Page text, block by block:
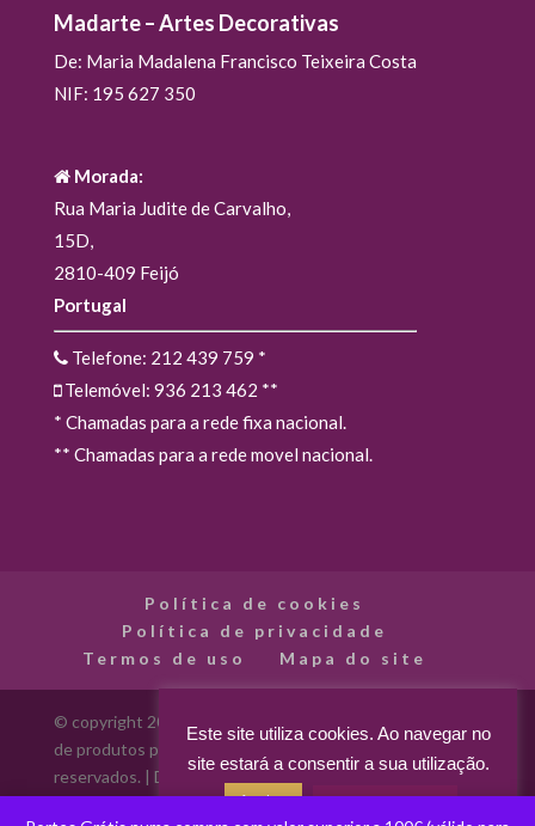
Madarte – Artes Decorativas
De: Maria Madalena Francisco Teixeira Costa
NIF: 195 627 350
Morada:
Rua Maria Judite de Carvalho,
15D,
2810-409 Feijó
Portugal
Telefone: 212 439 759 *
Telemóvel: 936 213 462 **
* Chamadas para a rede fixa nacional.
** Chamadas para a rede movel nacional.
Política de cookies
Política de privacidade
Termos de uso
Mapa do site
© copyright 2012 - 2026 Madarte - Madarte - Loja Online
de produtos para artes decorativas. Todos os direitos
reservados. | Desenvolvido por
Este site utiliza cookies. Ao navegar no
site estará a consentir a sua utilização.
Aceitar